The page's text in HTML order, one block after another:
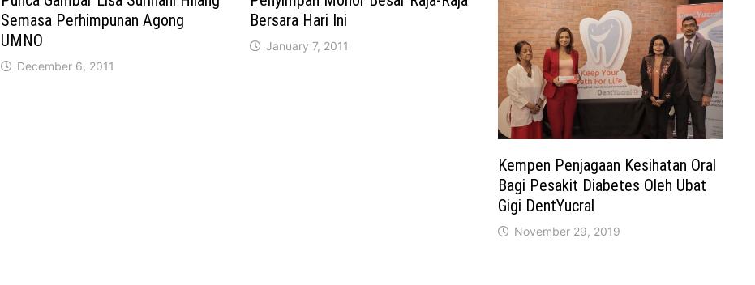
Semasa Perhimpunan Agong
UMNO
December 6, 2011
Bersara Hari Ini
January 7, 2011
Kempen Penjagaan Kesihatan Oral
Bagi Pesakit Diabetes Oleh Ubat
Gigi DentYucral
November 29, 2019